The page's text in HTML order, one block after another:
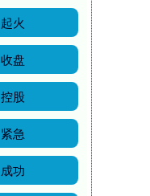
起火
收盘
控股
紧急
成功